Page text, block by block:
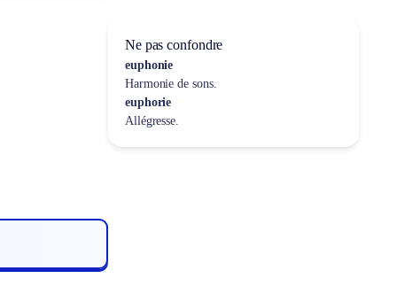
Ne pas confondre
euphonie
Harmonie de sons.
euphorie
Allégresse.